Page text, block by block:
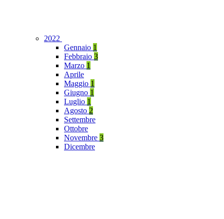
2022
Gennaio 1
Febbraio 3
Marzo 1
Aprile
Maggio 1
Giugno 1
Luglio 1
Agosto 2
Settembre
Ottobre
Novembre 3
Dicembre